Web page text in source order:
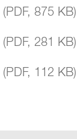
(PDF, 875 KB)
(PDF, 281 KB)
(PDF, 112 KB)